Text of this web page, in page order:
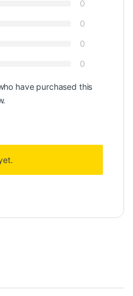
0
0
0
0
have purchased this